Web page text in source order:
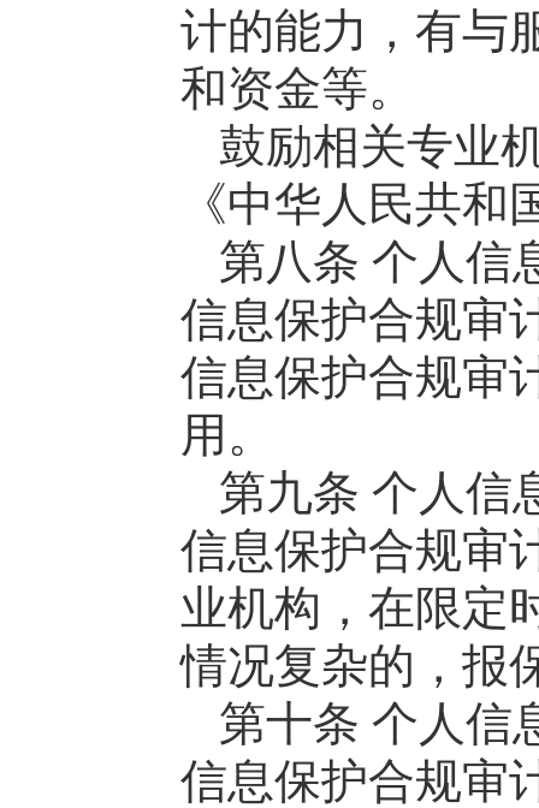
计的能力，有与
和资金等。
鼓励相关专业
《中华人民共
第八条 个人信
信息保护合规审
信息保护合规审
用。
第九条 个人信
信息保护合规审
业机构，在限定
情况复杂的，报
第十条 个人信
信息保护合规审